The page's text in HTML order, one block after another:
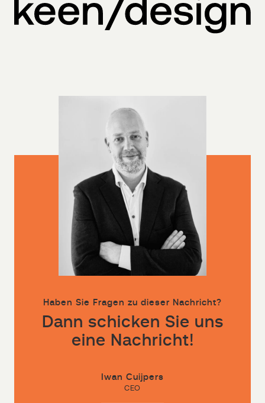
Haben Sie Fragen zu dieser Nachricht?
Dann schicken Sie uns
eine Nachricht!
Iwan Cuijpers
CEO